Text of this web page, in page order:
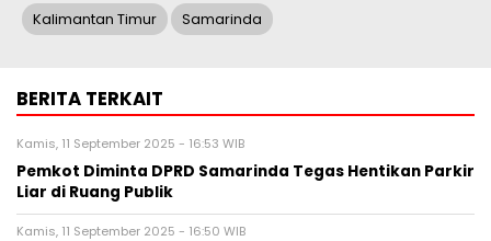
Kalimantan Timur Samarinda
BERITA TERKAIT
Kamis, 11 September 2025 - 16:53 WIB
Pemkot Diminta DPRD Samarinda Tegas Hentikan Parkir
Liar di Ruang Publik
Kamis, 11 September 2025 - 16:50 WIB